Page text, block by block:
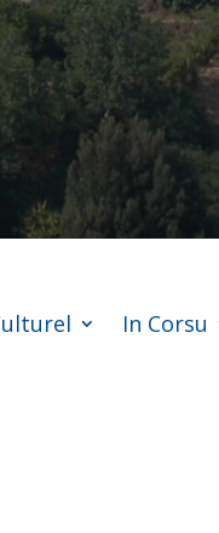
In Corsu